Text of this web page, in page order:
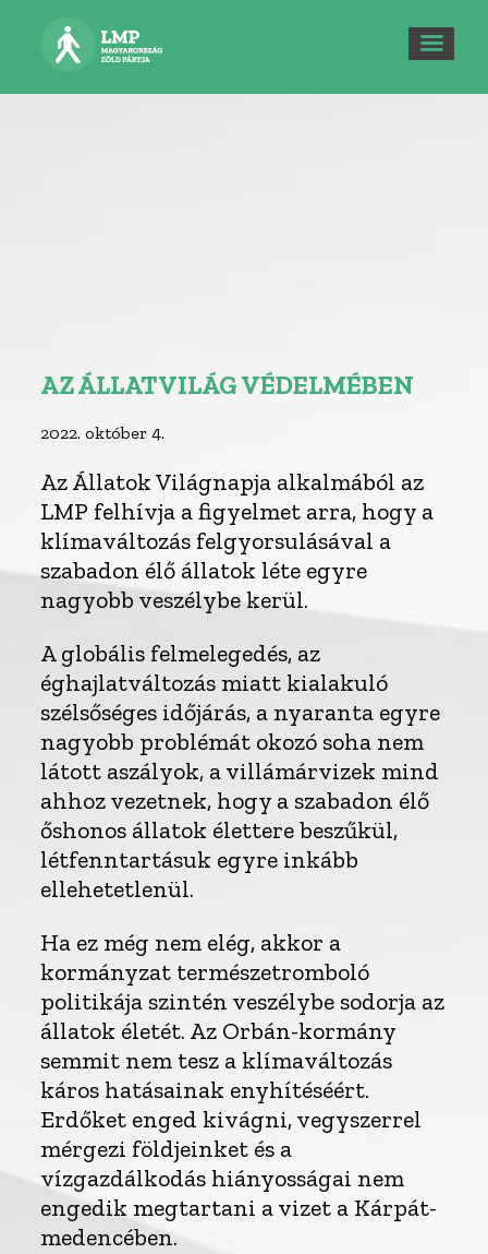
AZ ÁLLATVILÁG VÉDELMÉBEN
2022. október 4.
Az Állatok Világnapja alkalmából az
LMP felhívja a figyelmet arra, hogy a
klímaváltozás felgyorsulásával a
szabadon élő állatok léte egyre
nagyobb veszélybe kerül.
A globális felmelegedés, az
éghajlatváltozás miatt kialakuló
szélsőséges időjárás, a nyaranta egyre
nagyobb problémát okozó soha nem
látott aszályok, a villámárvizek mind
ahhoz vezetnek, hogy a szabadon élő
őshonos állatok élettere beszűkül,
létfenntartásuk egyre inkább
ellehetetlenül.
Ha ez még nem elég, akkor a
kormányzat természetromboló
politikája szintén veszélybe sodorja az
állatok életét. Az Orbán-kormány
semmit nem tesz a klímaváltozás
káros hatásainak enyhítéséért.
Erdőket enged kivágni, vegyszerrel
mérgezi földjeinket és a
vízgazdálkodás hiányosságai nem
engedik megtartani a vizet a Kárpát-
medencében.